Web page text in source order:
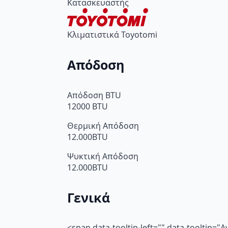
Κατασκευαστής
Κλιματιστικά Toyotomi
Απόδοση
Απόδοση BTU
12000 BTU
Θερμική Απόδοση
12.000BTU
Ψυκτική Απόδοση
12.000BTU
Γενικά